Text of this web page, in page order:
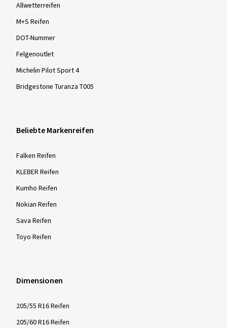
Allwetterreifen
M+S Reifen
DOT-Nummer
Felgenoutlet
Michelin Pilot Sport 4
Bridgestone Turanza T005
Beliebte Markenreifen
Falken Reifen
KLEBER Reifen
Kumho Reifen
Nokian Reifen
Sava Reifen
Toyo Reifen
Dimensionen
205/55 R16 Reifen
205/60 R16 Reifen